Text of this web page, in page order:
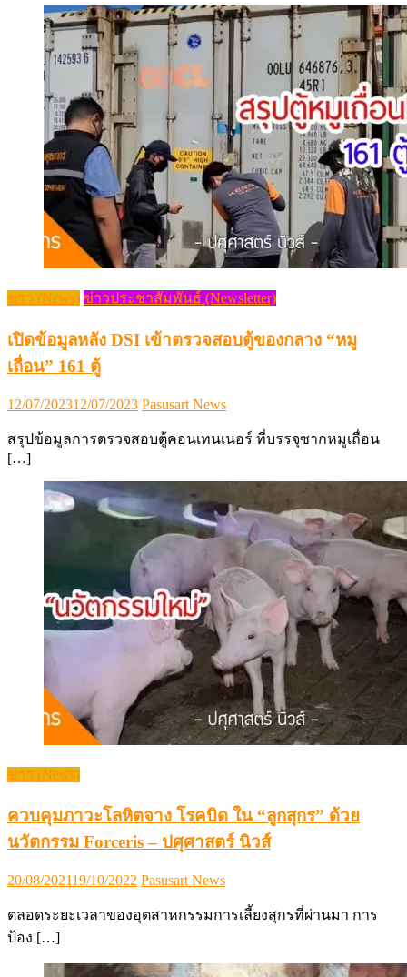
ข่าว (News) ข่าวประชาสัมพันธ์ (Newsletter)
เปิดข้อมูลหลัง DSI เข้าตรวจสอบตู้ของกลาง “หมู
เถื่อน” 161 ตู้
Posted
12/07/202312/07/2023 Author
Pasusart News
สรุปข้อมูลการตรวจสอบตู้คอนเทนเนอร์ ที่บรรจุซากหมูเถื่อน
[…]
ข่าว (News)
ควบคุมภาวะโลหิตจาง โรคบิด ใน “ลูกสุกร” ด้วย
นวัตกรรม Forceris – ปศุศาสตร์ นิวส์
Posted
20/08/202119/10/2022 Author
Pasusart News
ตลอดระยะเวลาของอุตสาหกรรมการเลี้ยงสุกรที่ผ่านมา การ
ป้อง […]